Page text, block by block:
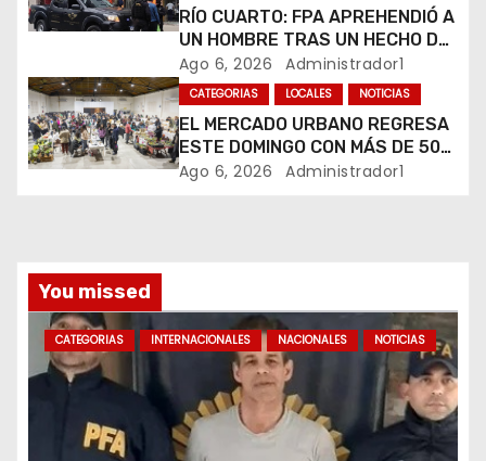
r
a
d
a
RÍO CUARTO: FPA APREHENDIÓ A
UN HOMBRE TRAS UN HECHO DE
HURTO EN UNA VETERINARIA
Ago 6, 2026 Administrador1
CATEGORIAS LOCALES NOTICIAS
EL MERCADO URBANO REGRESA
ESTE DOMINGO CON MÁS DE 50
EMPRENDEDORES LOCALES
Ago 6, 2026 Administrador1
You missed
CATEGORIAS INTERNACIONALES NACIONALES NOTICIAS